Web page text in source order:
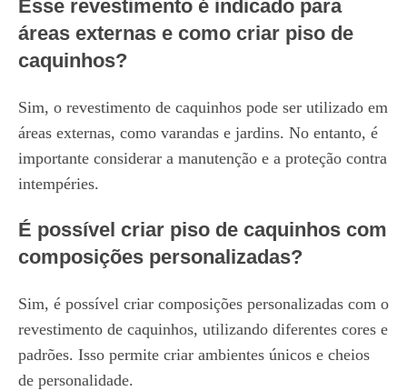
Esse revestimento é indicado para
áreas externas e como criar piso de
caquinhos?
Sim, o revestimento de caquinhos pode ser utilizado em
áreas externas, como varandas e jardins. No entanto, é
importante considerar a manutenção e a proteção contra
intempéries.
É possível criar piso de caquinhos com
composições personalizadas?
Sim, é possível criar composições personalizadas com o
revestimento de caquinhos, utilizando diferentes cores e
padrões. Isso permite criar ambientes únicos e cheios
de personalidade.